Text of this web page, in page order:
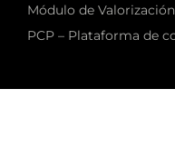
Módulo de Valorización
PCP – Plataforma de